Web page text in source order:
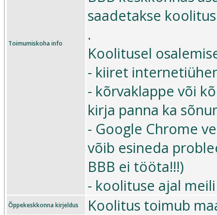
Toimumiskoha info
saadetakse
.
Koolitusel
- kiiret
- kõrvaklappe või
kirja panna ka
- Google Chrome
võib esineda
BBB ei tööta!!!)
- koolituse ajal
Õppekeskkonna kirjeldus Koolitus toimub